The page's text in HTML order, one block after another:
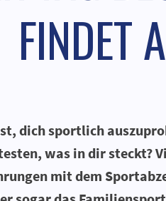
FINDET
dich sportlich
was in dir steckt?
mit dem